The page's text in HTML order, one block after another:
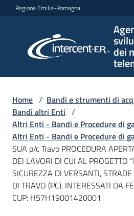
Vai al contenuto
Vai alla navigazione
Vai al footer
Regione Emilia-Romagna
dei
per lo
sviluppo
telematici
L'Agenzia
Bandi
e
Home / Bandi e strumenti di
Bandi altri Enti /
Altri Enti - Bandi e Procedure di
Altri Enti - Bandi e Procedure di
SUA p/c Travo PROCEDURA
DEI LAVORI DI CUI AL PROGETTO
SICUREZZA DI VERSANTI,
DI TRAVO (PC), INTERESSATI DA
CUP: H57H19001420001